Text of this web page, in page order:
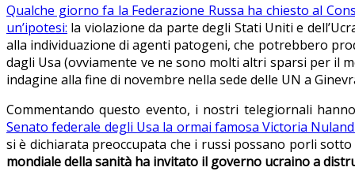
Qualche giorno fa la Federazione Russa ha chiesto al
un’ipotesi: la violazione da parte degli Stati Uniti e
alla individuazione di agenti patogeni, che potrebbero
dagli Usa (ovviamente ve ne sono molti altri sparsi per il
indagine alla fine di novembre nella sede delle UN a
Commentando questo evento, i nostri telegiornali
Senato federale degli Usa la ormai famosa Victoria
si è dichiarata preoccupata che i russi possano porli
mondiale della sanità ha invitato il governo ucraino a